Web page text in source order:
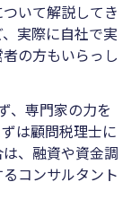
いて解説してき
実際に自社で実
の方もいらっし
、専門家の力を
は顧問税理士に
、融資や資金調
コンサルタント